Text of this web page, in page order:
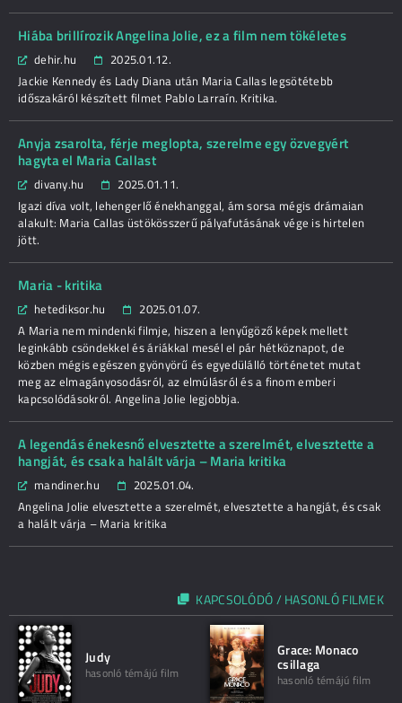
Hiába brillírozik Angelina Jolie, ez a film nem tökéletes
dehir.hu
2025.01.12.
Jackie Kennedy és Lady Diana után Maria Callas legsötétebb
időszakáról készített filmet Pablo Larraín. Kritika.
Anyja zsarolta, férje meglopta, szerelme egy özvegyért
hagyta el Maria Callast
divany.hu
2025.01.11.
Igazi díva volt, lehengerlő énekhanggal, ám sorsa mégis drámaian
alakult: Maria Callas üstökösszerű pályafutásának vége is hirtelen
jött.
Maria - kritika
hetediksor.hu
2025.01.07.
A Maria nem mindenki filmje, hiszen a lenyűgöző képek mellett
leginkább csöndekkel és áriákkal mesél el pár hétköznapot, de
közben mégis egészen gyönyörű és egyedülálló történetet mutat
meg az elmagányosodásról, az elmúlásról és a finom emberi
kapcsolódásokról. Angelina Jolie legjobbja.
A legendás énekesnő elvesztette a szerelmét, elvesztette a
hangját, és csak a halált várja – Maria kritika
mandiner.hu
2025.01.04.
Angelina Jolie elvesztette a szerelmét, elvesztette a hangját, és csak
a halált várja – Maria kritika
KAPCSOLÓDÓ / HASONLÓ FILMEK
Judy
hasonló témájú film
Grace: Monaco
csillaga
hasonló témájú film